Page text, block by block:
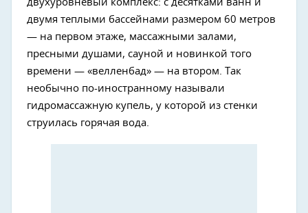
двухуровневый комплекс: с десятками ванн и
двумя теплыми бассейнами размером 60 метров
— на первом этаже, массажными залами,
пресными душами, сауной и новинкой того
времени — «велленбад» — на втором. Так
необычно по-иностранному называли
гидромассажную купель, у которой из стенки
струилась горячая вода.